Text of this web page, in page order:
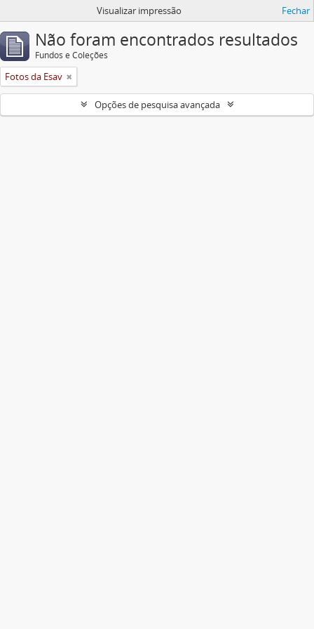
Visualizar impressão Fechar
Não foram encontrados resultados
Fundos e Coleções
Fotos da Esav
Opções de pesquisa avançada